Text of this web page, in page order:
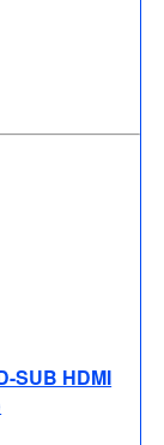
SUB HDMI